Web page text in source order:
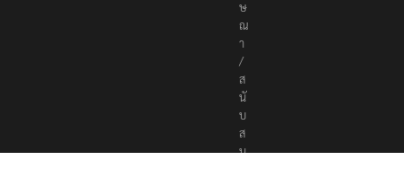
โ
ฆ
ษ
ณ
า
/
ส
นั
บ